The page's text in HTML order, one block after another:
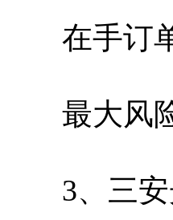
在手订
最大风
3、三